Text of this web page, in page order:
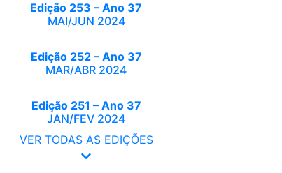
Edição 253 – Ano 37
MAI/JUN 2024
Edição 252 – Ano 37
MAR/ABR 2024
Edição 251 – Ano 37
JAN/FEV 2024
VER TODAS AS EDIÇÕES